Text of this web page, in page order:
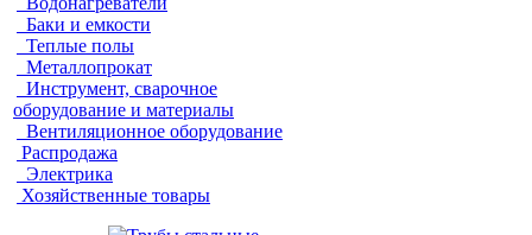
Баки и емкости
Теплые полы
Металлопрокат
Инструмент, сварочное
оборудование и материалы
Вентиляционное оборудование
Распродажа
Электрика
Хозяйственные товары